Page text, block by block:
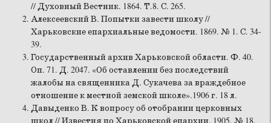
// Духовный Вестник. 1864. Т.8. С. 265.
Алексеевский В. Попытки завести школу //
Харьковские епархиальные ведомости. 1869. № 1. С. 34-
39.
Государственный архив Харьковской области. Ф. 40.
Оп. 71. Д. 2047. «Об оставлении без последствий
жалобы на священника Д. Сукачева за враждебное
отношение к местной земской школе».1906 г. 18 л.
Давыденко В. К вопросу об отобрании церковных